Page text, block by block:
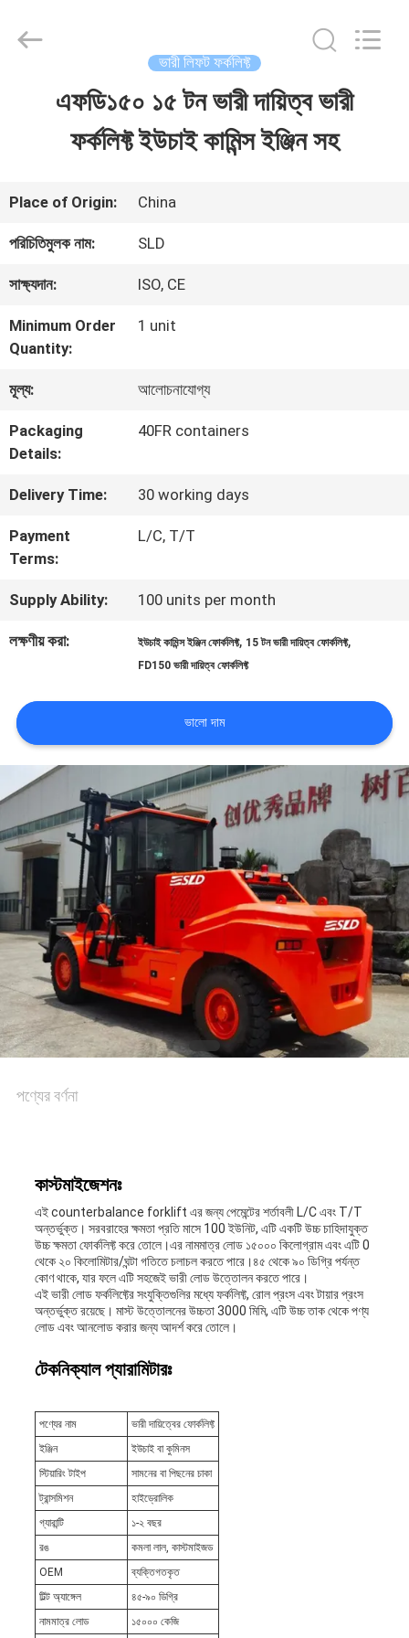
আমাদের
সম্পর্কে
কারখানা
ভ্রমণ
মান
নিয়ন্ত্রণ
সাইট
ম্যাপ
POLICY
Development
ভারী লিফট ফর্কলিফ্ট
এফডি১৫০ ১৫ টন ভারী দায়িত্ব ভারী
ফর্কলিফ্ট ইউচাই কামিন্স ইঞ্জিন সহ
Place of Origin: China
পরিচিতিমুলক নাম: SLD
সাক্ষ্যদান: ISO, CE
Minimum Order
Quantity:
1 unit
মূল্য: আলোচনাযোগ্য
Packaging
Details:
40FR containers
Delivery Time: 30 working days
Payment
Terms:
L/C, T/T
Supply Ability: 100 units per month
লক্ষণীয় করা: ইউচাই কামিন্স ইঞ্জিন ফোর্কলিফ্ট, 15 টন ভারী দায়িত্ব ফোর্কলিফ্ট,
FD150 ভারী দায়িত্ব ফোর্কলিফ্ট
ভালো দাম
পণ্যের বর্ণনা
কাস্টমাইজেশনঃ
এই counterbalance forklift এর জন্য পেমেন্টের শর্তাবলী L/C এবং T/T
অন্তর্ভুক্ত। সরবরাহের ক্ষমতা প্রতি মাসে 100 ইউনিট, এটি একটি উচ্চ চাহিদাযুক্ত
উচ্চ ক্ষমতা ফোর্কলিফ্ট করে তোলে।এর নামমাত্র লোড ১৫০০০ কিলোগ্রাম এবং এটি 0
থেকে ২০ কিলোমিটার/ঘন্টা গতিতে চলাচল করতে পারে।৪৫ থেকে ৯০ ডিগ্রি পর্যন্ত
কোণ থাকে, যার ফলে এটি সহজেই ভারী লোড উত্তোলন করতে পারে।
এই ভারী লোড ফর্কলিফ্টের সংযুক্তিগুলির মধ্যে ফর্কলিফ্ট, রোল প্রংস এবং টায়ার প্রংস
অন্তর্ভুক্ত রয়েছে। মাস্ট উত্তোলনের উচ্চতা 3000 মিমি, এটি উচ্চ তাক থেকে পণ্য
লোড এবং আনলোড করার জন্য আদর্শ করে তোলে।
টেকনিক্যাল প্যারামিটারঃ
পণ্যের নাম
ভারী দায়িত্বের ফোর্কলিফ্ট
ইঞ্জিন
ইউচাই বা কুমিনস
স্টিয়ারিং টাইপ
সামনের বা পিছনের চাকা
ট্রান্সমিশন
হাইড্রোলিক
গ্যারান্টি
১-২ বছর
রঙ
কমলা লাল, কাস্টমাইজড
OEM
ব্যক্তিগতকৃত
টিল্ট অ্যাঙ্গেল
৪৫-৯০ ডিগ্রি
নামমাত্র লোড
১৫০০০ কেজি